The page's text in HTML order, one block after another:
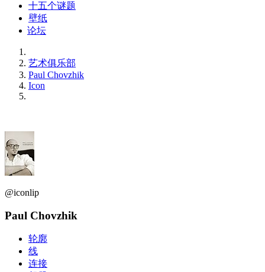
十五个谜题
壁纸
论坛
艺术俱乐部
Paul Chovzhik
Icon
@iconlip
Paul Chovzhik
轮廓
线
连接